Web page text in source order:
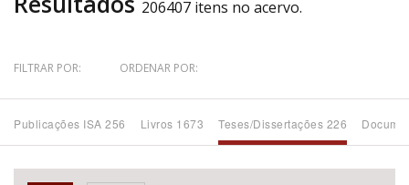
Povo Indígena
206407 itens no acervo.
FILTRAR POR: ORDENAR POR:
Publicações ISA 256 Livros 1673 Teses/Dissertações 226